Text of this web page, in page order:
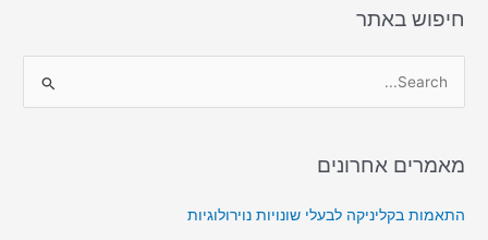
חיפוש באתר
rמאמרים אחרונים
התאמות בקליניקה לבעלי שונויות נוירולוגיות